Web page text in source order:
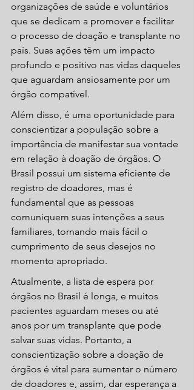
organizações de saúde e voluntários
que se dedicam a promover e facilitar
o processo de doação e transplante no
país. Suas ações têm um impacto
profundo e positivo nas vidas daqueles
que aguardam ansiosamente por um
órgão compatível.
Além disso, é uma oportunidade para
conscientizar a população sobre a
importância de manifestar sua vontade
em relação à doação de órgãos. O
Brasil possui um sistema eficiente de
registro de doadores, mas é
fundamental que as pessoas
comuniquem suas intenções a seus
familiares, tornando mais fácil o
cumprimento de seus desejos no
momento apropriado.
Atualmente, a lista de espera por
órgãos no Brasil é longa, e muitos
pacientes aguardam meses ou até
anos por um transplante que pode
salvar suas vidas. Portanto, a
conscientização sobre a doação de
órgãos é vital para aumentar o número
de doadores e, assim, dar esperança a